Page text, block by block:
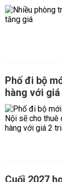
Phố đi bộ
hàng với
Cuối 2027